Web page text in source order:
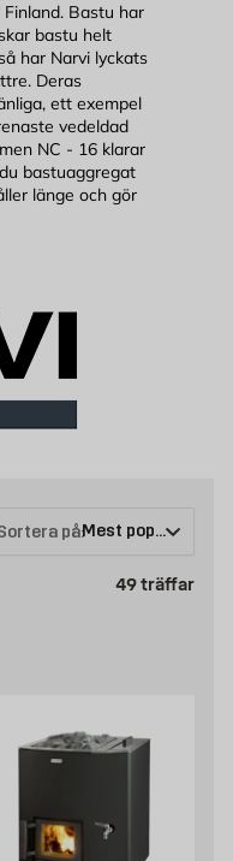
Bastu har
bastu helt
har Narvi lyckats
Deras
ett exempel
vedeldad
NC - 16 klarar
bastuaggregat
länge och gör
på:
49träffar